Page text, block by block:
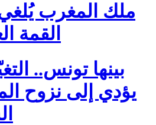
ملك المغرب
القمة
بينها تونس..
يؤدي إلى نزوح